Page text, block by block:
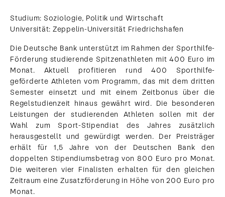
Studium: Soziologie, Politik und Wirtschaft
Universität: Zeppelin-Universität Friedrichshafen
Die Deutsche Bank unterstützt im Rahmen der Sporthilfe-
Förderung studierende Spitzenathleten mit 400 Euro im
Monat. Aktuell profitieren rund 400 Sporthilfe-
geförderte Athleten vom Programm, das mit dem dritten
Semester einsetzt und mit einem Zeitbonus über die
Regelstudienzeit hinaus gewährt wird. Die besonderen
Leistungen der studierenden Athleten sollen mit der
Wahl zum Sport-Stipendiat des Jahres zusätzlich
herausgestellt und gewürdigt werden. Der Preisträger
erhält für 1,5 Jahre von der Deutschen Bank den
doppelten Stipendiumsbetrag von 800 Euro pro Monat.
Die weiteren vier Finalisten erhalten für den gleichen
Zeitraum eine Zusatzförderung in Höhe von 200 Euro pro
Monat.